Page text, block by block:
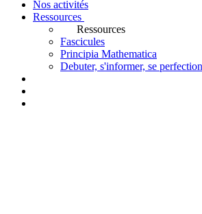
Nos activités
Ressources
Ressources
Fascicules
Principia Mathematica
Debuter, s'informer, se